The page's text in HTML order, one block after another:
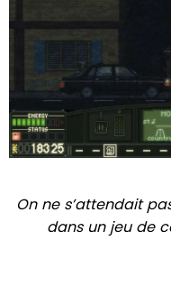
On ne s’attendait
dans un jeu de